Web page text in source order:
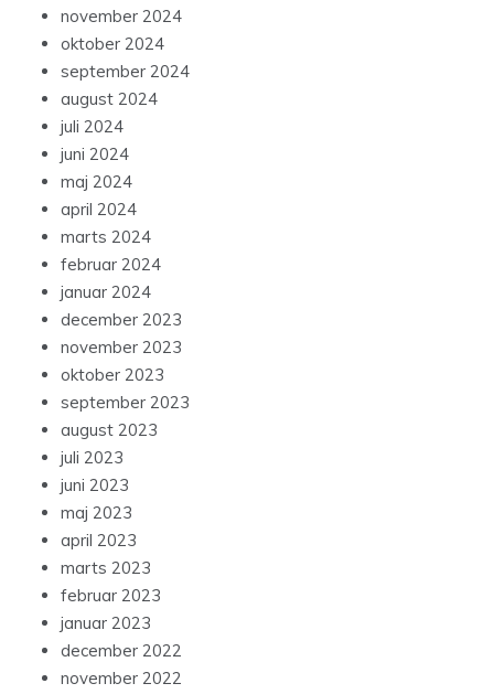
november 2024
oktober 2024
september 2024
august 2024
juli 2024
juni 2024
maj 2024
april 2024
marts 2024
februar 2024
januar 2024
december 2023
november 2023
oktober 2023
september 2023
august 2023
juli 2023
juni 2023
maj 2023
april 2023
marts 2023
februar 2023
januar 2023
december 2022
november 2022